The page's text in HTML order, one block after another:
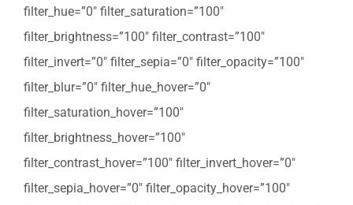
filter_hue=”0″ filter_saturation=”100″
filter_brightness=”100″ filter_contrast=”100″
filter_invert=”0″ filter_sepia=”0″ filter_opacity=”100″
filter_blur=”0″ filter_hue_hover=”0″
filter_saturation_hover=”100″
filter_brightness_hover=”100″
filter_contrast_hover=”100″ filter_invert_hover=”0″
filter_sepia_hover=”0″ filter_opacity_hover=”100″